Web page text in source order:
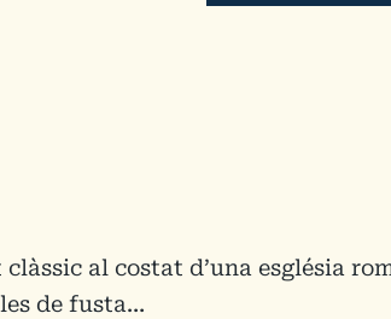
al costat d’una església
de fusta…